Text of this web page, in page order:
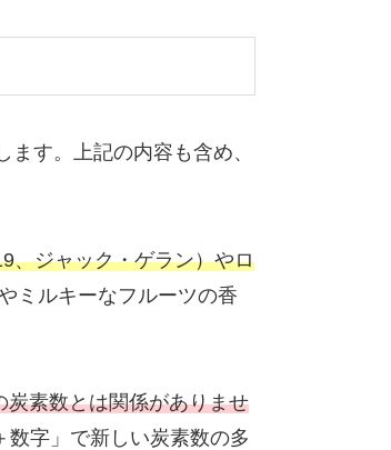
す。上記の内容も含め、
、ジャック・ゲラン）やロ
ミルキーなフルーツの香
素数とは関係がありませ
字」で新しい炭素数の多